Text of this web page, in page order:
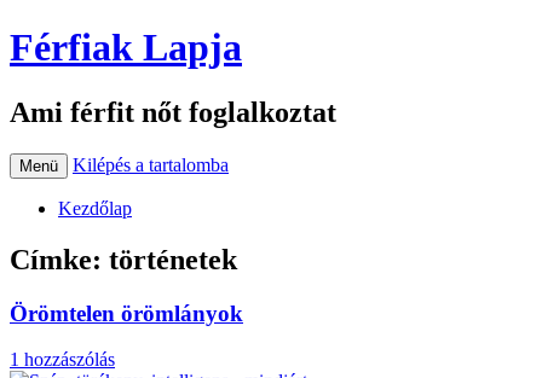
Férfiak Lapja
Ami férfit nőt foglalkoztat
Menü Kilépés a tartalomba
Kezdőlap
Címke: történetek
Örömtelen örömlányok
1 hozzászólás